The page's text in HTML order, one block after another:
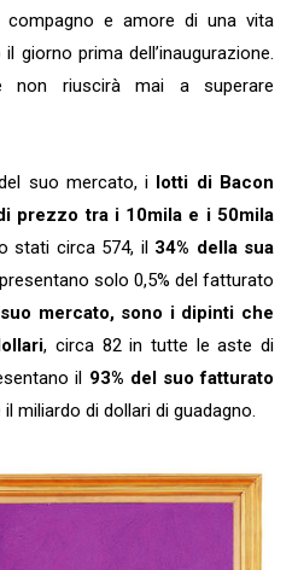
e amore di una vita
il giorno prima dell’inaugurazione.
non riuscirà mai a superare
suo mercato, i lotti di Bacon
prezzo tra i 10mila e i 50mila
stati circa 574, il 34% della sua
solo 0,5% del fatturato
mercato, sono i dipinti che
, circa 82 in tutte le aste di
il 93% del suo fatturato
miliardo di dollari di guadagno.